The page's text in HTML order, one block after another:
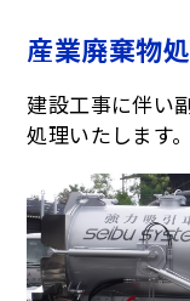
産業廃棄物
建設工事に伴い
処理いたします。